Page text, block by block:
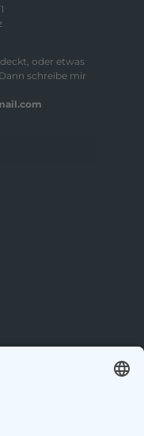
oder etwas
schreibe mir